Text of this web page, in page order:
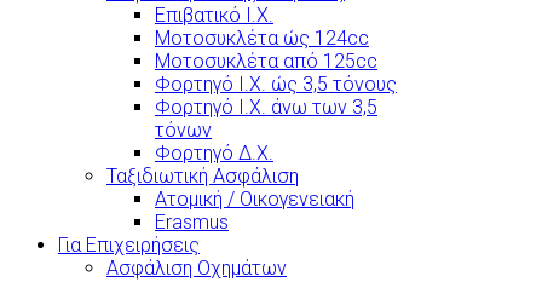
Επιβατικό Ι.Χ.
Μοτοσυκλέτα ώς 124cc
Μοτοσυκλέτα από 125cc
Φορτηγό Ι.Χ. ώς 3,5 τόνους
Φορτηγό Ι.Χ. άνω των 3,5
τόνων
Φορτηγό Δ.Χ.
Ταξιδιωτική Ασφάλιση
Ατομική / Οικογενειακή
Erasmus
Για Επιχειρήσεις
Ασφάλιση Οχημάτων